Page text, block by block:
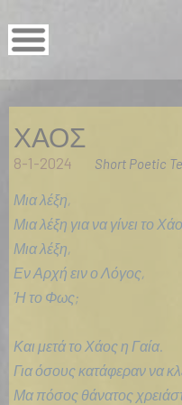
ΧΑΟΣ
8-1-2024 Short Poetic
Μια λέξη,
Μια λέξη για να γίνει το
Μια λέξη,
Εν Αρχή ειν ο Λόγος,
Ή το Φως;
Και μετά το Χάος η Γαία.
Για όσους κατάφεραν να
Μα πόσος θάνατος